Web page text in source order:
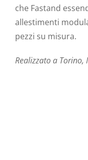
che Fastand
allestimenti
pezzi su misura.
Realizzato a Torino,